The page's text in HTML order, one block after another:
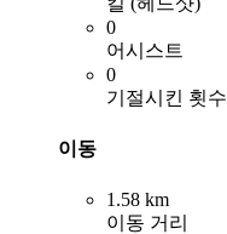
0
어시스트
0
기절시킨 횟수
이동
1.58 km
이동 거리